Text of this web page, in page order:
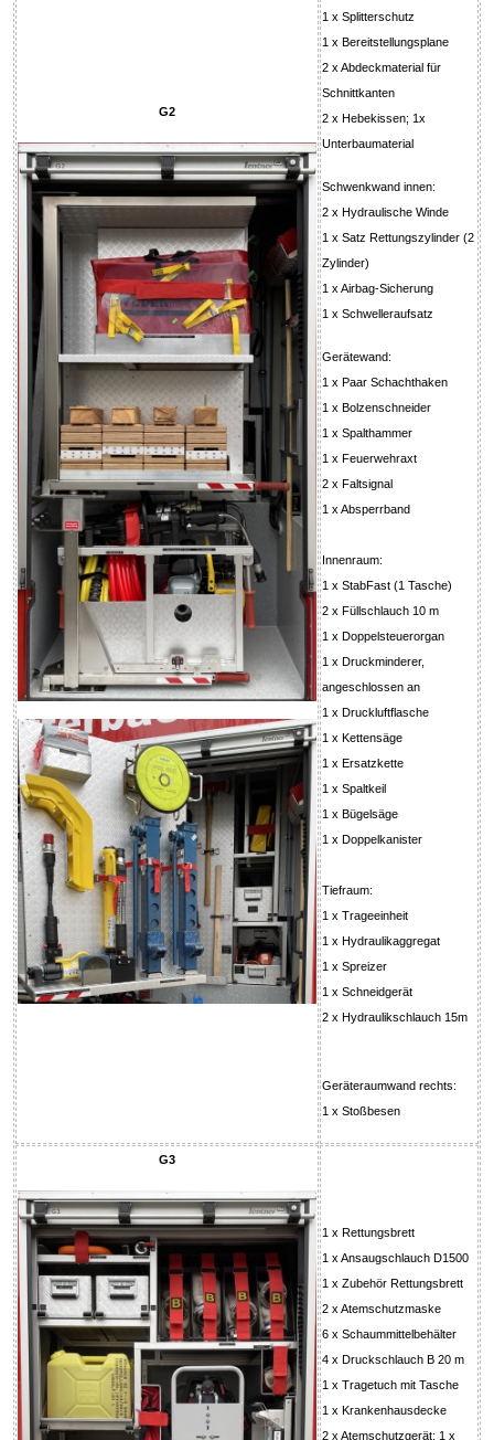
G2
1 x Splitterschutz
1 x Bereitstellungsplane
2 x Abdeckmaterial für
Schnittkanten
2 x Hebekissen; 1x
Unterbaumaterial
Schwenkwand innen:
2 x Hydraulische Winde
1 x Satz Rettungszylinder (2
Zylinder)
1 x Airbag-Sicherung
1 x Schwelleraufsatz
Gerätewand:
1 x Paar Schachthaken
1 x Bolzenschneider
1 x Spalthammer
1 x Feuerwehraxt
2 x Faltsignal
1 x Absperrband
Innenraum:
1 x StabFast (1 Tasche)
2 x Füllschlauch 10 m
1 x Doppelsteuerorgan
1 x Druckminderer,
angeschlossen an
1 x Druckluftflasche
1 x Kettensäge
1 x Ersatzkette
1 x Spaltkeil
1 x Bügelsäge
1 x Doppelkanister
Tiefraum:
1 x Trageeinheit
1 x Hydraulikaggregat
1 x Spreizer
1 x Schneidgerät
2 x Hydraulikschlauch 15m
Geräteraumwand rechts:
1 x Stoßbesen
G3
1 x Rettungsbrett
1 x Ansaugschlauch D1500
1 x Zubehör Rettungsbrett
2 x Atemschutzmaske
6 x Schaummittelbehälter
4 x Druckschlauch B 20 m
1 x Tragetuch mit Tasche
1 x Krankenhausdecke
2 x Atemschutzgerät; 1 x